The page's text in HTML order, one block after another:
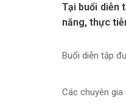
Tại buổi diễn
năng, thực
Buổi diễn tập
Các chuyên